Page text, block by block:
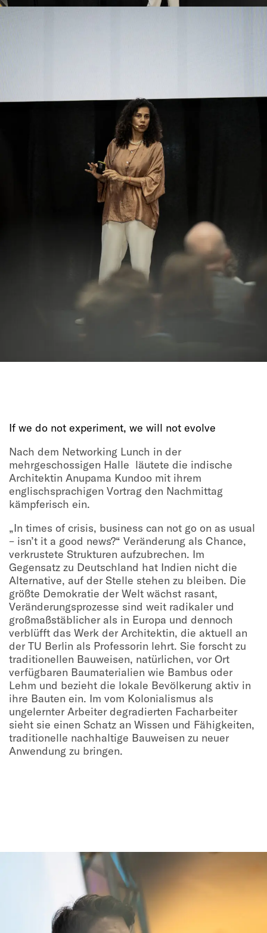
If we do not experiment, we will not evolve
Nach dem Networking Lunch in der
mehrgeschossigen Halle läutete die indische
Architektin Anupama Kundoo mit ihrem
englischsprachigen Vortrag den Nachmittag
kämpferisch ein.
„In times of crisis, business can not go on as usual
– isn’t it a good news?“ Veränderung als Chance,
verkrustete Strukturen aufzubrechen. Im
Gegensatz zu Deutschland hat Indien nicht die
Alternative, auf der Stelle stehen zu bleiben. Die
größte Demokratie der Welt wächst rasant,
Veränderungsprozesse sind weit radikaler und
großmaßstäblicher als in Europa und dennoch
verblüfft das Werk der Architektin, die aktuell an
der TU Berlin als Professorin lehrt. Sie forscht zu
traditionellen Bauweisen, natürlichen, vor Ort
verfügbaren Baumaterialien wie Bambus oder
Lehm und bezieht die lokale Bevölkerung aktiv in
ihre Bauten ein. Im vom Kolonialismus als
ungelernter Arbeiter degradierten Facharbeiter
sieht sie einen Schatz an Wissen und Fähigkeiten,
traditionelle nachhaltige Bauweisen zu neuer
Anwendung zu bringen.